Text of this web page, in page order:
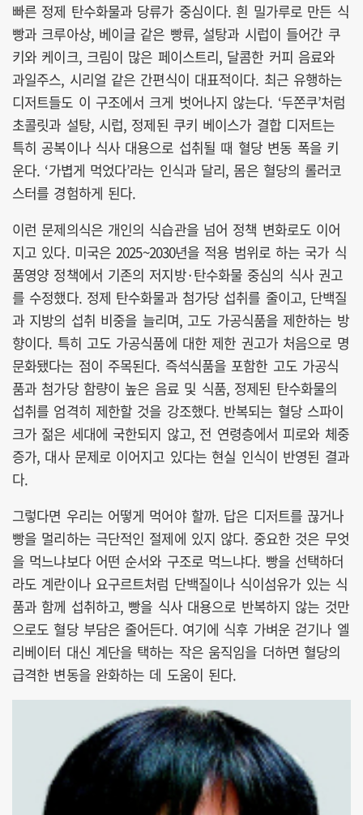
빠른 정제 탄수화물과 당류가 중심이다. 흰 밀가루로 만든 식
빵과 크루아상, 베이글 같은 빵류, 설탕과 시럽이 들어간 쿠
키와 케이크, 크림이 많은 페이스트리, 달콤한 커피 음료와
과일주스, 시리얼 같은 간편식이 대표적이다. 최근 유행하는
디저트들도 이 구조에서 크게 벗어나지 않는다. ‘두쫀쿠’처럼
초콜릿과 설탕, 시럽, 정제된 쿠키 베이스가 결합 디저트는
특히 공복이나 식사 대용으로 섭취될 때 혈당 변동 폭을 키
운다. ‘가볍게 먹었다’라는 인식과 달리, 몸은 혈당의 롤러코
스터를 경험하게 된다.
이런 문제의식은 개인의 식습관을 넘어 정책 변화로도 이어
지고 있다. 미국은 2025~2030년을 적용 범위로 하는 국가 식
품영양 정책에서 기존의 저지방·탄수화물 중심의 식사 권고
를 수정했다. 정제 탄수화물과 첨가당 섭취를 줄이고, 단백질
과 지방의 섭취 비중을 늘리며, 고도 가공식품을 제한하는 방
향이다. 특히 고도 가공식품에 대한 제한 권고가 처음으로 명
문화됐다는 점이 주목된다. 즉석식품을 포함한 고도 가공식
품과 첨가당 함량이 높은 음료 및 식품, 정제된 탄수화물의
섭취를 엄격히 제한할 것을 강조했다. 반복되는 혈당 스파이
크가 젊은 세대에 국한되지 않고, 전 연령층에서 피로와 체중
증가, 대사 문제로 이어지고 있다는 현실 인식이 반영된 결과
다.
그렇다면 우리는 어떻게 먹어야 할까. 답은 디저트를 끊거나
빵을 멀리하는 극단적인 절제에 있지 않다. 중요한 것은 무엇
을 먹느냐보다 어떤 순서와 구조로 먹느냐다. 빵을 선택하더
라도 계란이나 요구르트처럼 단백질이나 식이섬유가 있는 식
품과 함께 섭취하고, 빵을 식사 대용으로 반복하지 않는 것만
으로도 혈당 부담은 줄어든다. 여기에 식후 가벼운 걷기나 엘
리베이터 대신 계단을 택하는 작은 움직임을 더하면 혈당의
급격한 변동을 완화하는 데 도움이 된다.